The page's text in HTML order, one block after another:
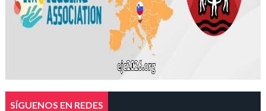
SÍGUENOS EN REDES